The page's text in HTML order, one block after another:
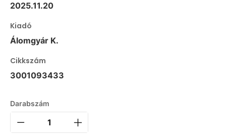
2025.11.20
Kiadó
Álomgyár K.
Cikkszám
3001093433
Darabszám